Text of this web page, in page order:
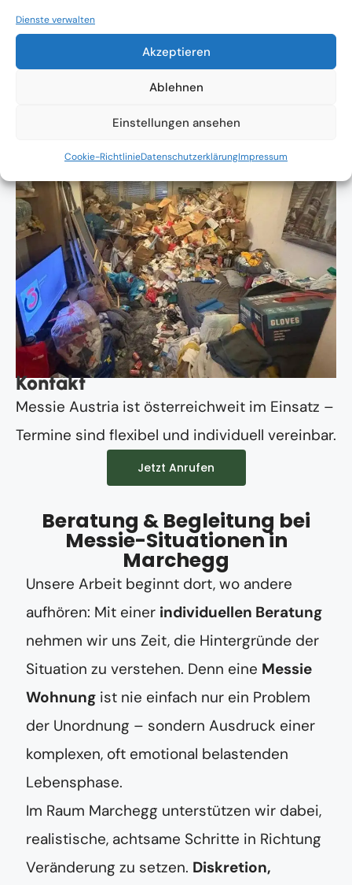
Dienste verwalten
Akzeptieren
Ablehnen
Einstellungen ansehen
Cookie-RichtlinieDatenschutzerklärungImpressum
Absolute Diskretion & keine
Zusammenarbeit mit Ämtern ohne
Einverständnis
Kontakt
Messie Austria ist österreichweit im Einsatz –
Termine sind flexibel und individuell vereinbar.
Jetzt Anrufen
Beratung & Begleitung bei
Messie-Situationen in
Marchegg
Unsere Arbeit beginnt dort, wo andere
aufhören: Mit einer individuellen Beratung
nehmen wir uns Zeit, die Hintergründe der
Situation zu verstehen. Denn eine Messie
Wohnung ist nie einfach nur ein Problem
der Unordnung – sondern Ausdruck einer
komplexen, oft emotional belastenden
Lebensphase.
Im Raum Marchegg unterstützen wir dabei,
realistische, achtsame Schritte in Richtung
Veränderung zu setzen. Diskretion,